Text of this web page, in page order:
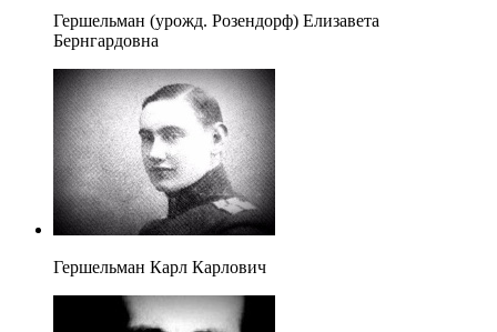
Гершельман (урожд. Розендорф) Елизавета
Бернгардовна
Гершельман Карл Карлович